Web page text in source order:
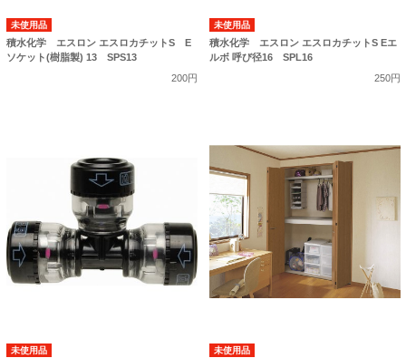
未使用品
積水化学 エスロン エスロカチットS E
ソケット(樹脂製) 13 SPS13
200円
未使用品
積水化学 エスロン エスロカチットS Eエ
ルボ 呼び径16 SPL16
250円
未使用品 未使用品